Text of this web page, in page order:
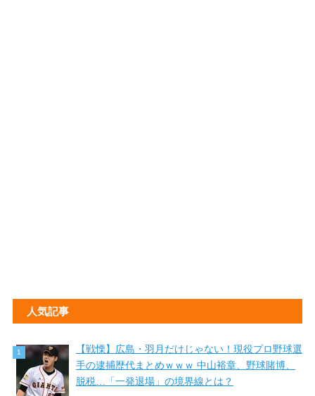
人気記事
【戦慄】広島・羽月だけじゃない！現役プロ野球選
手の逮捕歴代まとめｗｗｗ 中山裕章、野球賭博、
脱税…「一発退場」の境界線とは？